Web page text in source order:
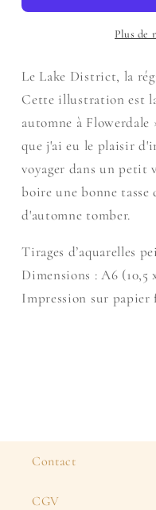
Automne
Lake
District
dans
Lake
Plus de
Le Lake District, la
Cette illustration est
automne à Flowerdale
que j'ai eu le plaisir
voyager dans un petit
boire une bonne tasse
d'automne tomber.
Tirages d’aquarelles
Dimensions : A6 (10,5
Impression sur papier
Contact
CGV
Connexion requise
Connectez-vous à
des produits à
vos articles